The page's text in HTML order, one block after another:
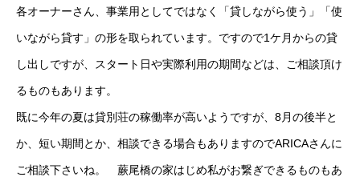
各オーナーさん、事業用としてではなく「貸しながら使う」「使
いながら貸す」の形を取られています。ですので1ケ月からの貸
し出しですが、スタート日や実際利用の期間などは、ご相談頂け
るものもあります。
既に今年の夏は貸別荘の稼働率が高いようですが、8月の後半と
か、短い期間とか、相談できる場合もありますのでARICAさんに
ご相談下さいね。 蕨尾橋の家はじめ私がお繋ぎできるものもあ